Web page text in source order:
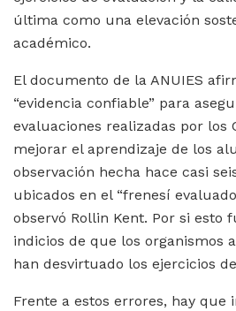
última como una elevación
académico.
El documento de la ANUIES
“evidencia confiable” para
evaluaciones realizadas por los
mejorar el aprendizaje de los
observación hecha hace casi
ubicados en el “frenesí
observó Rollin Kent. Por si esto
indicios de que los organismos
han desvirtuado los ejercicios
Frente a estos errores, hay